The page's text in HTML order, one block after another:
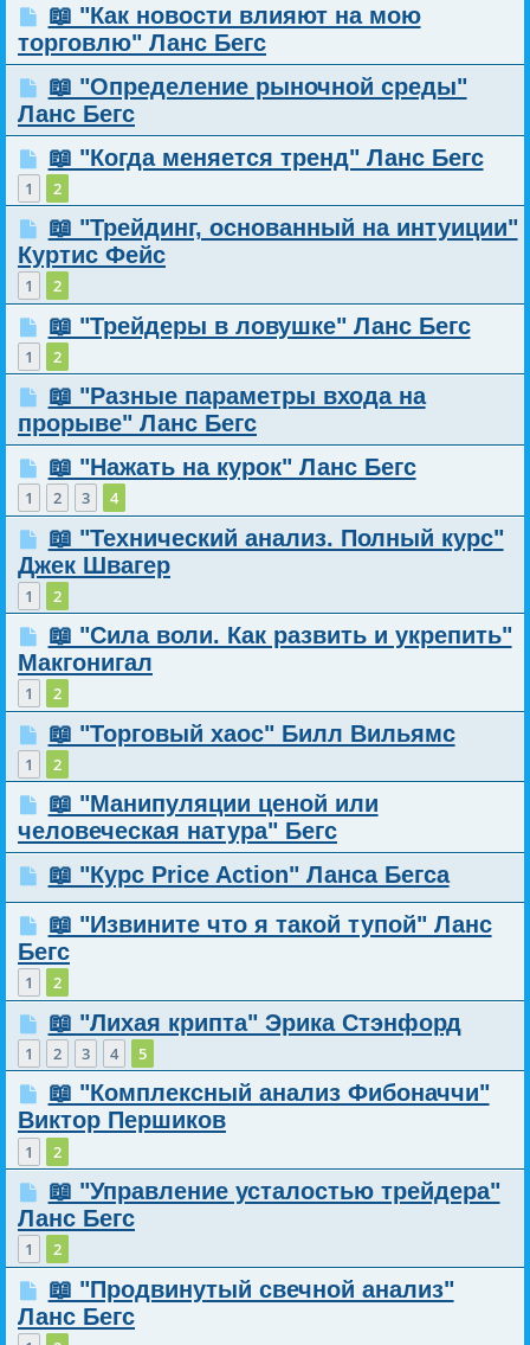
📖 "Как новости влияют на мою
торговлю" Ланс Бегс
📖 "Определение рыночной среды"
Ланс Бегс
📖 "Когда меняется тренд" Ланс Бегс
1 2
📖 "Трейдинг, основанный на интуиции"
Куртис Фейс
1 2
📖 "Трейдеры в ловушке" Ланс Бегс
1 2
📖 "Разные параметры входа на
прорыве" Ланс Бегс
📖 "Нажать на курок" Ланс Бегс
1 2 3 4
📖 "Технический анализ. Полный курс"
Джек Швагер
1 2
📖 "Сила воли. Как развить и укрепить"
Макгонигал
1 2
📖 "Торговый хаос" Билл Вильямс
1 2
📖 "Манипуляции ценой или
человеческая натура" Бегс
📖 "Курс Price Action" Ланса Бегса
📖 "Извините что я такой тупой" Ланс
Бегс
1 2
📖 "Лихая крипта" Эрика Стэнфорд
1 2 3 4 5
📖 "Комплексный анализ Фибоначчи"
Виктор Першиков
1 2
📖 "Управление усталостью трейдера"
Ланс Бегс
1 2
📖 "Продвинутый свечной анализ"
Ланс Бегс